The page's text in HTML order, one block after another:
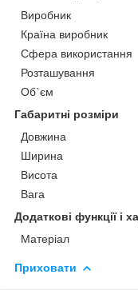
Виробник
Країна виробник
Сфера використання
Розташування
Об`єм
Габаритні розміри
Довжина
Ширина
Висота
Вага
Додаткові функції і
Матеріал
Приховати